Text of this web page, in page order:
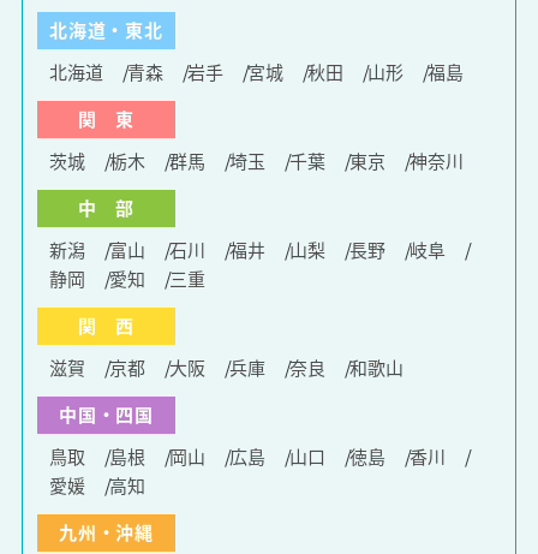
北海道・東北
北海道
青森 岩手 宮城 秋田 山形
福島
関 東
茨城
栃木 群馬 埼玉 千葉 東京
神奈川
中 部
新潟
富山 石川 福井 山梨 長野
岐阜
静岡
愛知
三重
関 西
滋賀
京都 大阪 兵庫 奈良
和歌山
中国・四国
鳥取
島根 岡山 広島 山口 徳島
香川
愛媛
高知
九州・沖縄